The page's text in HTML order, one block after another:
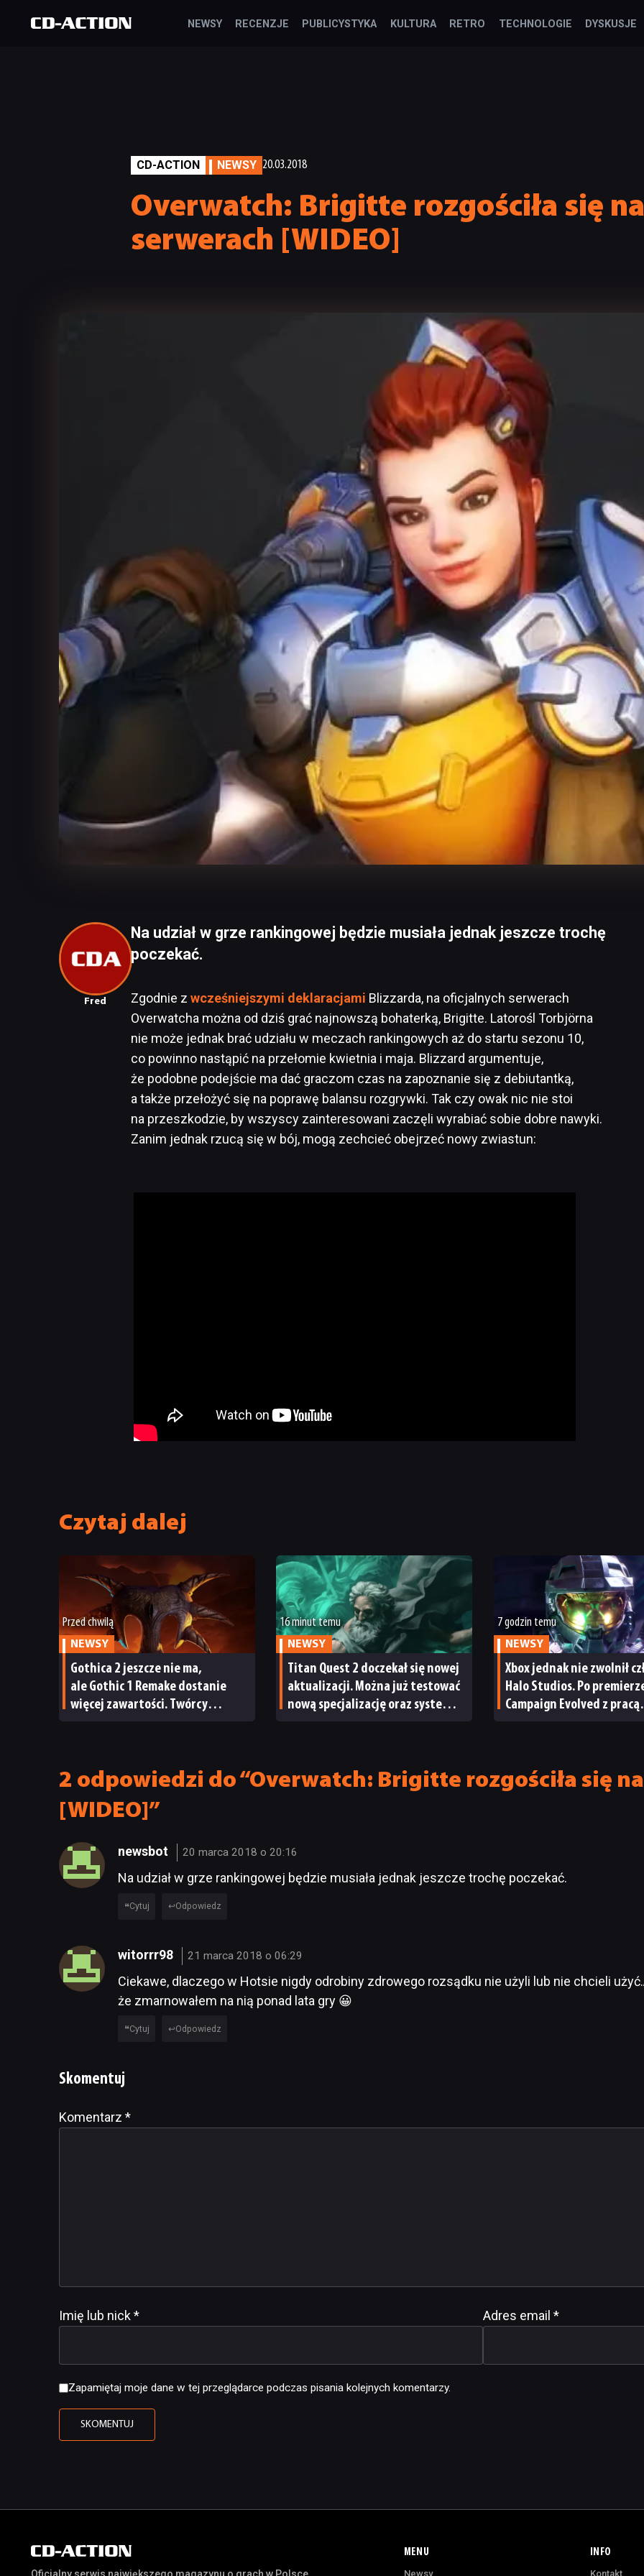
NEWSY RECENZJE PUBLICYSTYKA KULTURA RETRO TECHNOLOGIE DYSKUSJE
CD-ACTION NEWSY 20.03.2018
Overwatch: Brigitte rozgościła się
serwerach [WIDEO]
Fred
Na udział w grze rankingowej będzie musiała jednak jeszcze trochę
poczekać.
Zgodnie z wcześniejszymi deklaracjami Blizzarda, na oficjalnych serwerach
Overwatcha można od dziś grać najnowszą bohaterką, Brigitte. Latorośl Torbjörna
nie może jednak brać udziału w meczach rankingowych aż do startu sezonu 10,
co powinno nastąpić na przełomie kwietnia i maja. Blizzard argumentuje,
że podobne podejście ma dać graczom czas na zapoznanie się z debiutantką,
a także przełożyć się na poprawę balansu rozgrywki. Tak czy owak nic nie stoi
na przeszkodzie, by wszyscy zainteresowani zaczęli wyrabiać sobie dobre nawyki.
Zanim jednak rzucą się w bój, mogą zechcieć obejrzeć nowy zwiastun:
Czytaj dalej
Przed chwilą
NEWSY
Gothica 2 jeszcze nie ma,
ale Gothic 1 Remake dostanie
więcej zawartości. Twórcy
16 minut temu
NEWSY
Titan Quest 2 doczekał się nowej
aktualizacji. Można już testować
nową specjalizację oraz system
7 godzin temu
NEWSY
Xbox jednak nie zwolnił
Halo Studios. Po
Campaign Evolved z pracą
2 odpowiedzi do “Overwatch: Brigitte rozgościła się
[WIDEO]”
newsbot 20 marca 2018 o 20:16
Na udział w grze rankingowej będzie musiała jednak jeszcze trochę poczekać.
Cytuj Odpowiedz
witorrr98 21 marca 2018 o 06:29
Ciekawe, dlaczego w Hotsie nigdy odrobiny zdrowego rozsądku nie użyli lub nie chcieli
że zmarnowałem na nią ponad lata gry 😀
Cytuj Odpowiedz
Skomentuj
Komentarz *
Imię lub nick* Adres email *
Zapamiętaj moje dane w tej przeglądarce podczas pisania kolejnych komentarzy.
Alternative:
MENU
Newsy
INFO
Kontakt